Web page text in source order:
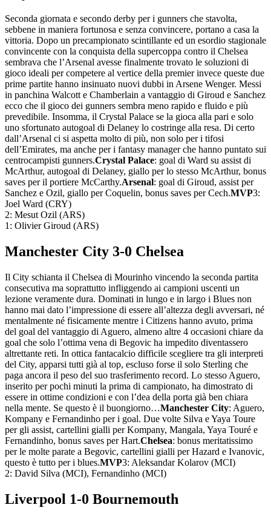
Seconda giornata e secondo derby per i gunners che stavolta,
sebbene in maniera fortunosa e senza convincere, portano a casa la
vittoria. Dopo un precampionato scintillante ed un esordio stagionale
convincente con la conquista della supercoppa contro il Chelsea
sembrava che l’Arsenal avesse finalmente trovato le soluzioni di
gioco ideali per competere al vertice della premier invece queste due
prime partite hanno insinuato nuovi dubbi in Arsene Wenger. Messi
in panchina Walcott e Chamberlain a vantaggio di Giroud e Sanchez
ecco che il gioco dei gunners sembra meno rapido e fluido e più
prevedibile. Insomma, il Crystal Palace se la gioca alla pari e solo
uno sfortunato autogoal di Delaney lo costringe alla resa. Di certo
dall’Arsenal ci si aspetta molto di più, non solo per i tifosi
dell’Emirates, ma anche per i fantasy manager che hanno puntato sui
centrocampisti gunners.Crystal Palace: goal di Ward su assist di
McArthur, autogoal di Delaney, giallo per lo stesso McArthur, bonus
saves per il portiere McCarthy.Arsenal: goal di Giroud, assist per
Sanchez e Ozil, giallo per Coquelin, bonus saves per Cech.MVP3:
Joel Ward (CRY)
2: Mesut Ozil (ARS)
1: Olivier Giroud (ARS)
Manchester City 3-0 Chelsea
Il City schianta il Chelsea di Mourinho vincendo la seconda partita
consecutiva ma soprattutto infliggendo ai campioni uscenti un
lezione veramente dura. Dominati in lungo e in largo i Blues non
hanno mai dato l’impressione di essere all’altezza degli avversari, né
mentalmente né fisicamente mentre i Citizens hanno avuto, prima
del goal del vantaggio di Aguero, almeno altre 4 occasioni chiare da
goal che solo l’ottima vena di Begovic ha impedito diventassero
altrettante reti. In ottica fantacalcio difficile scegliere tra gli interpreti
del City, apparsi tutti già al top, escluso forse il solo Sterling che
paga ancora il peso del suo trasferimento record. Lo stesso Aguero,
inserito per pochi minuti la prima di campionato, ha dimostrato di
essere in ottime condizioni e con l’dea della porta già ben chiara
nella mente. Se questo è il buongiorno…Manchester City: Aguero,
Kompany e Fernandinho per i goal. Due volte Silva e Yaya Toure
per gli assist, cartellini gialli per Kompany, Mangala, Yaya Touré e
Fernandinho, bonus saves per Hart.Chelsea: bonus meritatissimo
per le molte parate a Begovic, cartellini gialli per Hazard e Ivanovic,
questo è tutto per i blues.MVP3: Aleksandar Kolarov (MCI)
2: David Silva (MCI), Fernandinho (MCI)
Liverpool 1-0 Bournemouth